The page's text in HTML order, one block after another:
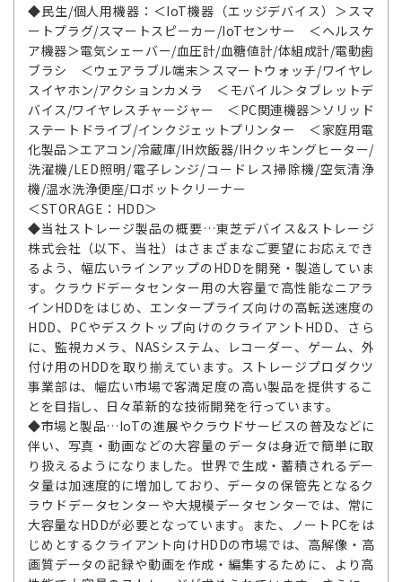
◆民生/個人用機器：＜IoT機器（エッジデバイス）＞スマ
ートプラグ/スマートスピーカー/IoTセンサー ＜ヘルスケ
ア機器＞電気シェーバー/血圧計/血糖値計/体組成計/電動歯
ブラシ ＜ウェアラブル端末＞スマートウォッチ/ワイヤレ
スイヤホン/アクションカメラ ＜モバイル＞タブレットデ
バイス/ワイヤレスチャージャー ＜PC関連機器＞ソリッド
ステートドライブ/インクジェットプリンター ＜家庭用電
化製品＞エアコン/冷蔵庫/IH炊飯器/IHクッキングヒーター/
洗濯機/LED照明/電子レンジ/コードレス掃除機/空気清浄
機/温水洗浄便座/ロボットクリーナー
＜STORAGE：HDD＞
◆当社ストレージ製品の概要…東芝デバイス&ストレージ
株式会社（以下、当社）はさまざまなご要望にお応えでき
るよう、幅広いラインアップのHDDを開発・製造していま
す。クラウドデータセンター用の大容量で高性能なニアラ
インHDDをはじめ、エンタープライズ向けの高転送速度の
HDD、PCやデスクトップ向けのクライアントHDD、さら
に、監視カメラ、NASシステム、レコーダー、ゲーム、外
付け用のHDDを取り揃えています。ストレージプロダクツ
事業部は、幅広い市場で客満足度の高い製品を提供するこ
とを目指し、日々革新的な技術開発を行っています。
◆市場と製品…IoTの進展やクラウドサービスの普及などに
伴い、写真・動画などの大容量のデータは身近で簡単に取
り扱えるようになりました。世界で生成・蓄積されるデー
タ量は加速度的に増加しており、データの保管先となるク
ラウドデータセンターや大規模データセンターでは、常に
大容量なHDDが必要となっています。また、ノートPCをは
じめとするクライアント向けHDDの市場では、高解像・高
画質データの記録や動画を作成・編集するために、より高